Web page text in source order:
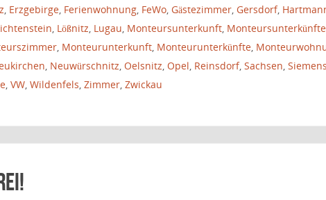
, Erzgebirge, Ferienwohnung, FeWo, Gästezimmer, Gersdorf,
, Lößnitz, Lugau, Monteursunterkunft, Monteursunterkünfte
, Monteurunterkunft, Monteurunterkünfte,
, Neuwürschnitz, Oelsnitz, Opel, Reinsdorf, Sachsen, Siemens
, VW, Wildenfels, Zimmer, Zwickau